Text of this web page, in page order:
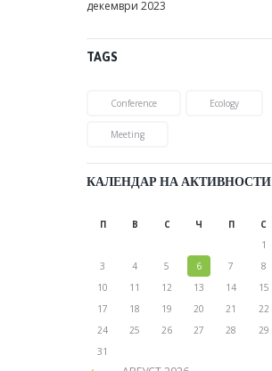
декември 2023
TAGS
Conference Ecology
Meeting
КАЛЕНДАР НА АКТИВНОСТИ
П В С Ч П С
1
3
4 5 6 7 8
10
11 12 13 14 15
17
18 19 20 21 22
24
25 26 27 28 29
31